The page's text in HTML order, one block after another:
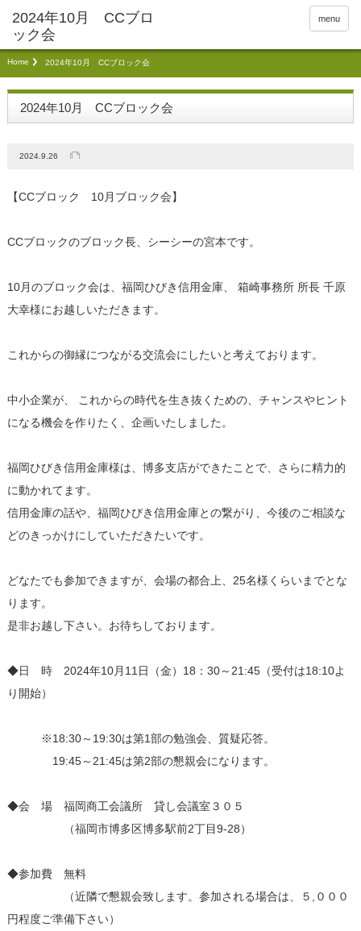
menu
Home 2024年10月 CCブロック会
2024年10月 CCブロック会
2024.9.26
【CCブロック 10月ブロック会】
CCブロックのブロック長、シーシーの宮本です。
10月のブロック会は、福岡ひびき信用金庫、 箱崎事務所 所長 千原
大幸様にお越しいただきます。
これからの御縁につながる交流会にしたいと考えております。
中小企業が、 これからの時代を生き抜くための、チャンスやヒント
になる機会を作りたく、企画いたしました。
福岡ひびき信用金庫様は、博多支店ができたことで、さらに精力的
に動かれてます。
信用金庫の話や、福岡ひびき信用金庫との繋がり、今後のご相談な
どのきっかけにしていただきたいです。
どなたでも参加できますが、会場の都合上、25名様くらいまでとな
ります。
是非お越し下さい。お待ちしております。
◆日 時 2024年10月11日（金）18：30～21:45（受付は18:10よ
り開始）
※18:30～19:30は第1部の勉強会、質疑応答。
19:45～21:45は第2部の懇親会になります。
◆会 場 福岡商工会議所 貸し会議室３０５
（福岡市博多区博多駅前2丁目9-28）
◆参加費 無料
（近隣で懇親会致します。参加される場合は、５,０００
円程度ご準備下さい）